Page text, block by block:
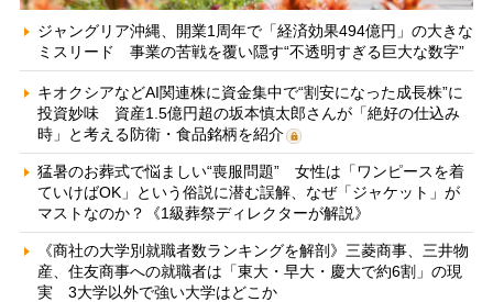
ジャングリア沖縄、開業1周年で「経済効果494億円」の大きな
ミスリード 事業の苦戦を覆い隠す“不透明すぎる巨大な数字”
キオクシアなどAI関連株に資金集中で“割安になった成長株”に
投資妙味 資産1.5億円超の坂本慎太郎さんが「絶好の仕込み
時」と考える防衛・食品銘柄を紹介
猛暑のお葬式で悩ましい“喪服問題” 女性は「ワンピースを着
ていけばOK」という俗説に潜む誤解、なぜ「ジャケット」が
マストなのか？《1級葬祭ディレクターが解説》
《商社の大学別就職者数ランキングを解剖》三菱商事、三井物
産、住友商事への就職者は「東大・早大・慶大で約6割」の現
実 3大学以外で強い大学はどこか